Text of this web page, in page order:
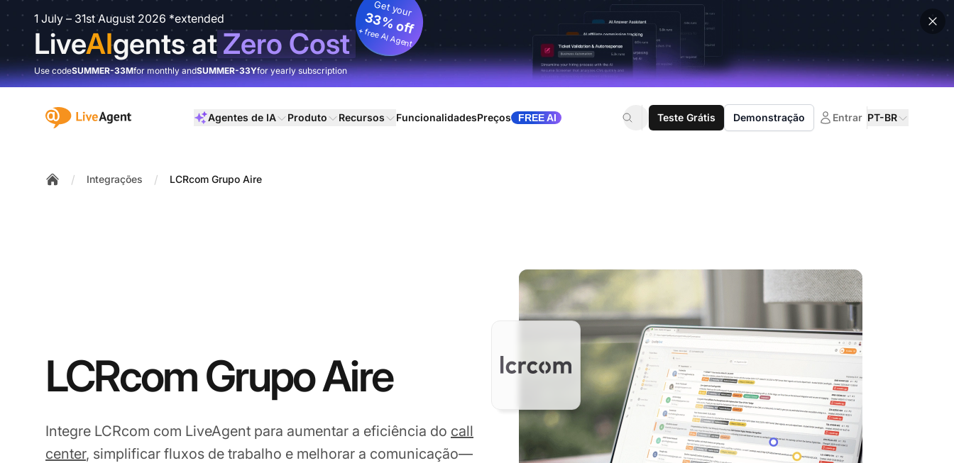
1 July – 31st August 2026 *extended
LiveAIgents atZero Cost
Get your
33% off
+ free AI Agent
Use codeSUMMER-33Mfor monthly andSUMMER-33Yfor yearly subscription
:site.title Agentes de IA Produto Recursos FuncionalidadesPreços FREE AI Teste Grátis Demonstração Entrar PT-BR
/ Integrações / LCRcom Grupo Aire
LCRcom Grupo Aire
Integre LCRcom com LiveAgent para aumentar a eficiência do call
center, simplificar fluxos de trabalho e melhorar a comunicação—